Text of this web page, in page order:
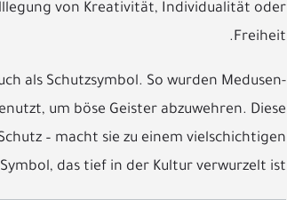
von Kreativität, Individualität oder
Freiheit.
als Schutzsymbol. So wurden Medusen-
um böse Geister abzuwehren. Diese
– macht sie zu einem vielschichtigen
Symbol, das tief in der Kultur verwurzelt ist.